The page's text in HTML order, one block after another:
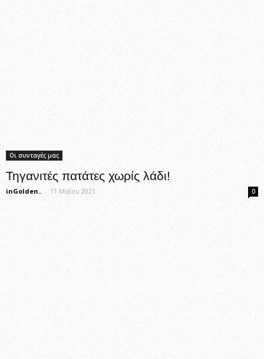
Οι συνταγές μας
Τηγανιτές πατάτες χωρίς λάδι!
inGolden.. - 11 Μαΐου 2021 0